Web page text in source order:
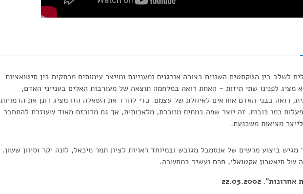
לשלב בין הטקסטים השונים בצורה אורגנית ומעניינת ומייצר עימותים מרתקים בין סיטואציות
מציג לפנינו שתי תיזות - האחת רואה במלחמה תוצאה של מעורבות האלים בענייני האדם,
רואה בבני האדם אחראים לאיוולת של עצמם. כדי לחדד את השאלה הזו מציג רונן את הדמויות
כמו בובות. זה יוצר שפה במתית מנוכרת, מלאכותית, אך גם מרוכזת מאוד שעוזרת להתחבר
מציאות משכנעת.
ביצוע מרשים של אנסמבל מגובש ובמיוחד ראויות לציון תמר מיכאל, לונה יקר וסיוון ששון.
של תיאטרון אקטואלי, חכם ועשיר במחשבה.
22.05.2002